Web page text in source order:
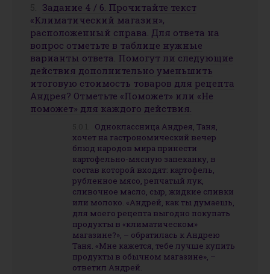
Задание 4 / 6. Прочитайте текст
«Климатический магазин»,
расположенный справа. Для ответа на
вопрос отметьте в таблице нужные
варианты ответа. Помогут ли следующие
действия дополнительно уменьшить
итоговую стоимость товаров для рецепта
Андрея? Отметьте «Поможет» или «Не
поможет» для каждого действия.
Одноклассница Андрея, Таня,
хочет на гастрономический вечер
блюд народов мира принести
картофельно-мясную запеканку, в
состав которой входят: картофель,
рубленное мясо, репчатый лук,
сливочное масло, сыр, жидкие сливки
или молоко. «Андрей, как ты думаешь,
для моего рецепта выгодно покупать
продукты в «климатическом»
магазине?», – обратилась к Андрею
Таня. «Мне кажется, тебе лучше купить
продукты в обычном магазине», –
ответил Андрей.